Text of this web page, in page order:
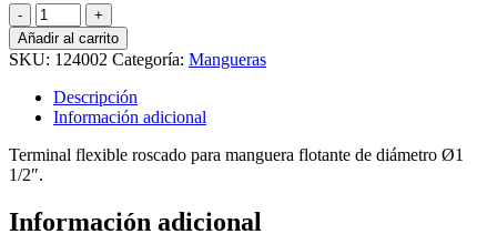
Terminal
flexible
manguera
Ø1
1-
2
Vulcano
cantidad
Añadir al carrito
SKU: 124002 Categoría: Mangueras
Descripción
Información adicional
Terminal flexible roscado para manguera flotante de diámetro Ø1
1/2″.
Información adicional